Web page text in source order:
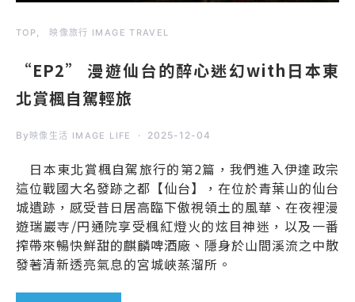
TOP 映像旅行 IMAGE TRAVEL
“EP2” 漫遊仙台的醉心迷幻with日本東
北賞楓自駕輕旅
By 映像生活 IMAGE LIFE 2025-12-04
日本東北賞楓自駕旅行的第2篇，我們進入伊達政宗
這位戰國大名發跡之都【仙台】，在位於青葉山的仙台
城遺跡，感受昔日居高臨下傲視領土的風華、在夜裡漫
遊瑞巖寺/円通院享受楓紅燈火的炫目神迷，以及一番
搾帶來暢快鮮甜的麒麟啤酒廠、隱身於山間溪流之中散
發著清新透亮氣息的宮城峽蒸溜所。